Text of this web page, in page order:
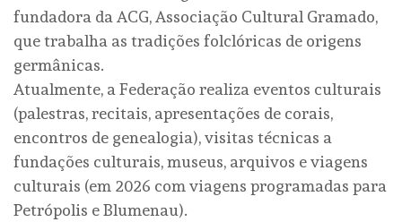
fundadora da ACG, Associação Cultural Gramado,
que trabalha as tradições folclóricas de origens
germânicas.
Atualmente, a Federação realiza eventos culturais
(palestras, recitais, apresentações de corais,
encontros de genealogia), visitas técnicas a
fundações culturais, museus, arquivos e viagens
culturais (em 2026 com viagens programadas para
Petrópolis e Blumenau).